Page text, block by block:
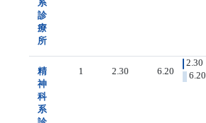
系
診
療
所
精
神
科
系
1 2.30 6.20
2.30
6.20